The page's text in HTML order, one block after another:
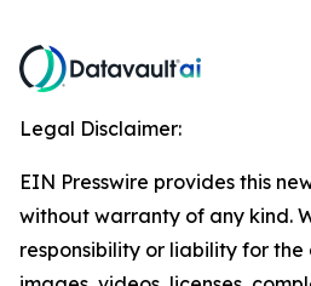
Legal Disclaimer:
EIN Presswire provides this
without warranty of any kind.
responsibility or liability for